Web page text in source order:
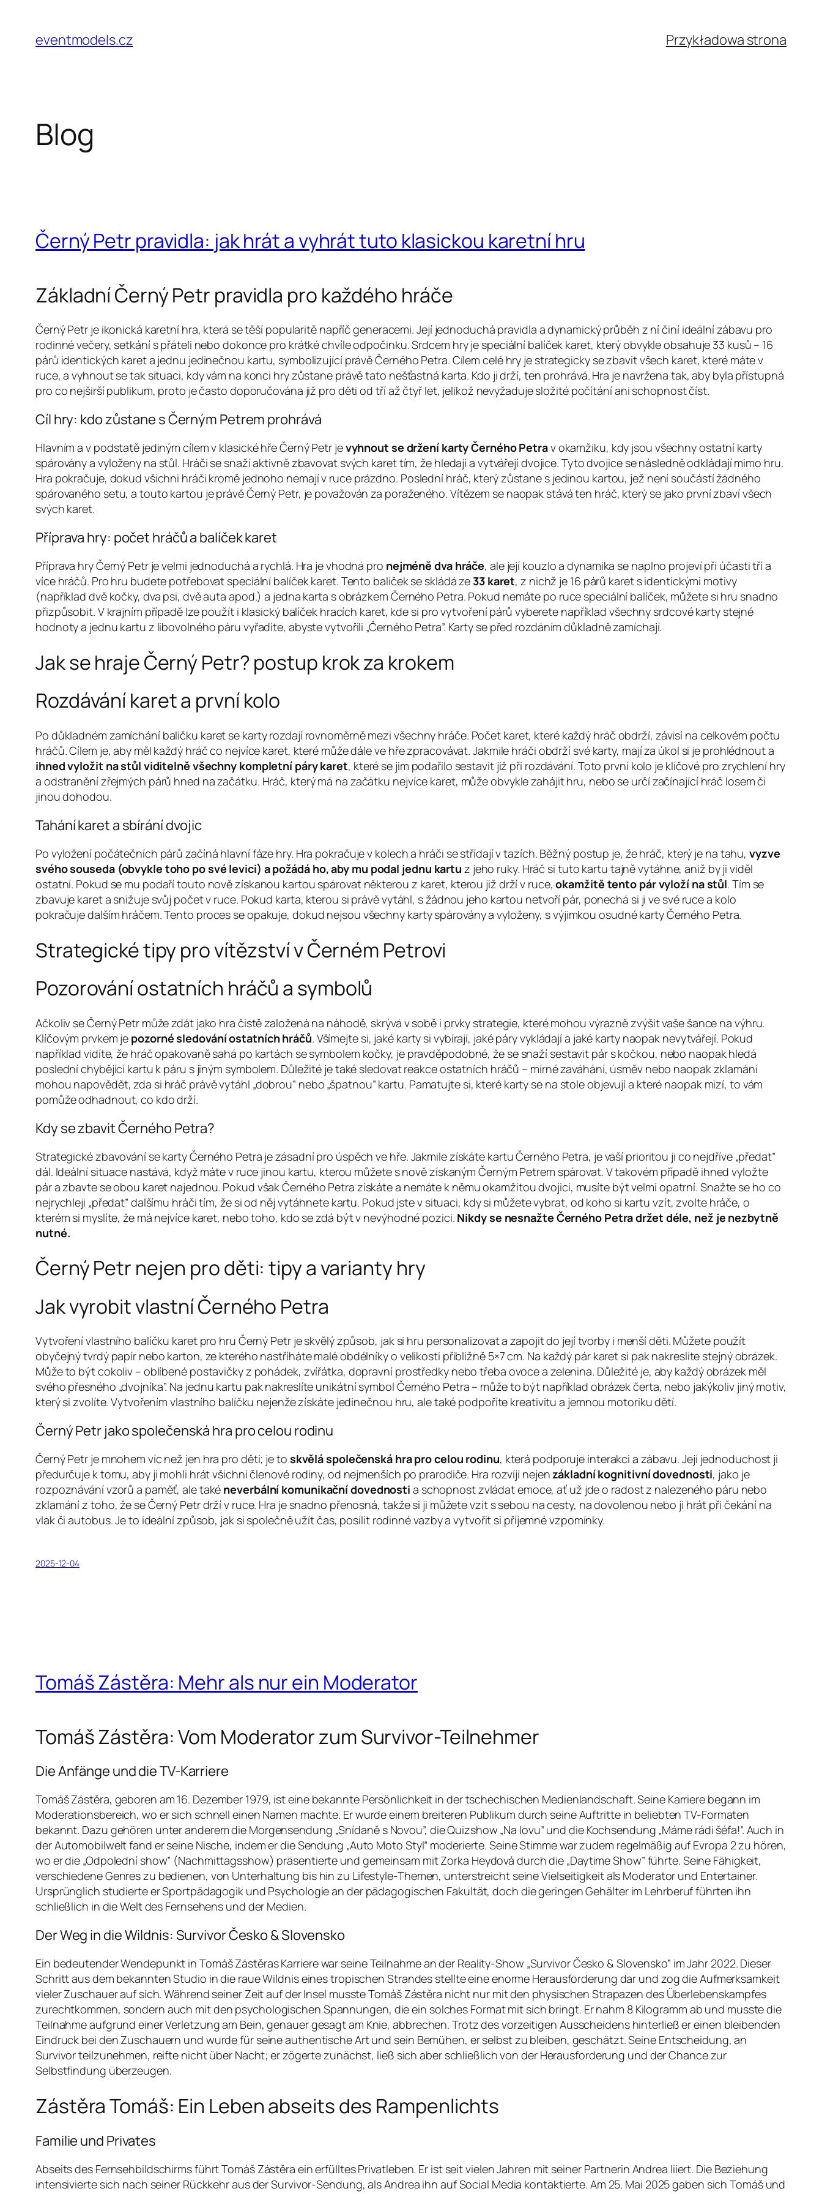
treści
eventmodels.cz Przykładowa strona
Blog
Černý Petr pravidla: jak hrát a vyhrát tuto klasickou karetní hru
Základní Černý Petr pravidla pro každého hráče
Černý Petr je ikonická karetní hra, která se těší popularitě napříč generacemi. Její jednoduchá pravidla a dynamický průběh z ní činí ideální zábavu pro
rodinné večery, setkání s přáteli nebo dokonce pro krátké chvíle odpočinku. Srdcem hry je speciální balíček karet, který obvykle obsahuje 33 kusů – 16
párů identických karet a jednu jedinečnou kartu, symbolizující právě Černého Petra. Cílem celé hry je strategicky se zbavit všech karet, které máte v
ruce, a vyhnout se tak situaci, kdy vám na konci hry zůstane právě tato nešťastná karta. Kdo ji drží, ten prohrává. Hra je navržena tak, aby byla přístupná
pro co nejširší publikum, proto je často doporučována již pro děti od tří až čtyř let, jelikož nevyžaduje složité počítání ani schopnost číst.
Cíl hry: kdo zůstane s Černým Petrem prohrává
Hlavním a v podstatě jediným cílem v klasické hře Černý Petr jevyhnout se držení karty Černého Petrav okamžiku, kdy jsou všechny ostatní karty
spárovány a vyloženy na stůl. Hráči se snaží aktivně zbavovat svých karet tím, že hledají a vytvářejí dvojice. Tyto dvojice se následně odkládají mimo hru.
Hra pokračuje, dokud všichni hráči kromě jednoho nemají v ruce prázdno. Poslední hráč, který zůstane s jedinou kartou, jež není součástí žádného
spárovaného setu, a touto kartou je právě Černý Petr, je považován za poraženého. Vítězem se naopak stává ten hráč, který se jako první zbaví všech
svých karet.
Příprava hry: počet hráčů a balíček karet
Příprava hry Černý Petr je velmi jednoduchá a rychlá. Hra je vhodná pro nejméně dva hráče, ale její kouzlo a dynamika se naplno projeví při účasti tří a
více hráčů. Pro hru budete potřebovat speciální balíček karet. Tento balíček se skládá ze33 karet, z nichž je 16 párů karet s identickými motivy
(například dvě kočky, dva psi, dvě auta apod.) a jedna karta s obrázkem Černého Petra. Pokud nemáte po ruce speciální balíček, můžete si hru snadno
přizpůsobit. V krajním případě lze použít i klasický balíček hracích karet, kde si pro vytvoření párů vyberete například všechny srdcové karty stejné
hodnoty a jednu kartu z libovolného páru vyřadíte, abyste vytvořili „Černého Petra”. Karty se před rozdáním důkladně zamíchají.
Jak se hraje Černý Petr? postup krok za krokem
Rozdávání karet a první kolo
Po důkladném zamíchání balíčku karet se karty rozdají rovnoměrně mezi všechny hráče. Počet karet, které každý hráč obdrží, závisí na celkovém počtu
hráčů. Cílem je, aby měl každý hráč co nejvíce karet, které může dále ve hře zpracovávat. Jakmile hráči obdrží své karty, mají za úkol si je prohlédnout a
ihned vyložit na stůl viditelně všechny kompletní páry karet, které se jim podařilo sestavit již při rozdávání. Toto první kolo je klíčové pro zrychlení hry
a odstranění zřejmých párů hned na začátku. Hráč, který má na začátku nejvíce karet, může obvykle zahájit hru, nebo se určí začínající hráč losem či
jinou dohodou.
Tahání karet a sbírání dvojic
Po vyložení počátečních párů začíná hlavní fáze hry. Hra pokračuje v kolech a hráči se střídají v tazích. Běžný postup je, že hráč, který je na tahu, vyzve
svého souseda (obvykle toho po své levici) a požádá ho, aby mu podal jednu kartu z jeho ruky. Hráč si tuto kartu tajně vytáhne, aniž by ji viděl
ostatní. Pokud se mu podaří touto nově získanou kartou spárovat některou z karet, kterou již drží v ruce,okamžitě tento pár vyloží na stůl. Tím se
zbavuje karet a snižuje svůj počet v ruce. Pokud karta, kterou si právě vytáhl, s žádnou jeho kartou netvoří pár, ponechá si ji ve své ruce a kolo
pokračuje dalším hráčem. Tento proces se opakuje, dokud nejsou všechny karty spárovány a vyloženy, s výjimkou osudné karty Černého Petra.
Strategické tipy pro vítězství v Černém Petrovi
Pozorování ostatních hráčů a symbolů
Ačkoliv se Černý Petr může zdát jako hra čistě založená na náhodě, skrývá v sobě i prvky strategie, které mohou výrazně zvýšit vaše šance na výhru.
Klíčovým prvkem je pozorné sledování ostatních hráčů. Všímejte si, jaké karty si vybírají, jaké páry vykládají a jaké karty naopak nevytvářejí. Pokud
například vidíte, že hráč opakovaně sahá po kartách se symbolem kočky, je pravděpodobné, že se snaží sestavit pár s kočkou, nebo naopak hledá
poslední chybějící kartu k páru s jiným symbolem. Důležité je také sledovat reakce ostatních hráčů – mírné zaváhání, úsměv nebo naopak zklamání
mohou napovědět, zda si hráč právě vytáhl „dobrou” nebo „špatnou” kartu. Pamatujte si, které karty se na stole objevují a které naopak mizí, to vám
pomůže odhadnout, co kdo drží.
Kdy se zbavit Černého Petra?
Strategické zbavování se karty Černého Petra je zásadní pro úspěch ve hře. Jakmile získáte kartu Černého Petra, je vaší prioritou ji co nejdříve „předat”
dál. Ideální situace nastává, když máte v ruce jinou kartu, kterou můžete s nově získaným Černým Petrem spárovat. V takovém případě ihned vyložte
pár a zbavte se obou karet najednou. Pokud však Černého Petra získáte a nemáte k němu okamžitou dvojici, musíte být velmi opatrní. Snažte se ho co
nejrychleji „předat” dalšímu hráči tím, že si od něj vytáhnete kartu. Pokud jste v situaci, kdy si můžete vybrat, od koho si kartu vzít, zvolte hráče, o
kterém si myslíte, že má nejvíce karet, nebo toho, kdo se zdá být v nevýhodné pozici. Nikdy se nesnažte Černého Petra držet déle, než je nezbytně
nutné.
Černý Petr nejen pro děti: tipy a varianty hry
Jak vyrobit vlastní Černého Petra
Vytvoření vlastního balíčku karet pro hru Černý Petr je skvělý způsob, jak si hru personalizovat a zapojit do její tvorby i menší děti. Můžete použít
obyčejný tvrdý papír nebo karton, ze kterého nastříháte malé obdélníky o velikosti přibližně 5×7 cm. Na každý pár karet si pak nakreslíte stejný obrázek.
Může to být cokoliv – oblíbené postavičky z pohádek, zvířátka, dopravní prostředky nebo třeba ovoce a zelenina. Důležité je, aby každý obrázek měl
svého přesného „dvojníka”. Na jednu kartu pak nakreslíte unikátní symbol Černého Petra – může to být například obrázek čerta, nebo jakýkoliv jiný motiv,
který si zvolíte. Vytvořením vlastního balíčku nejenže získáte jedinečnou hru, ale také podpoříte kreativitu a jemnou motoriku dětí.
Černý Petr jako společenská hra pro celou rodinu
Černý Petr je mnohem víc než jen hra pro děti; je to skvělá společenská hra pro celou rodinu, která podporuje interakci a zábavu. Její jednoduchost ji
předurčuje k tomu, aby ji mohli hrát všichni členové rodiny, od nejmenších po prarodiče. Hra rozvíjí nejenzákladní kognitivní dovednosti, jako je
rozpoznávání vzorů a paměť, ale také neverbální komunikační dovednosti a schopnost zvládat emoce, ať už jde o radost z nalezeného páru nebo
zklamání z toho, že se Černý Petr drží v ruce. Hra je snadno přenosná, takže si ji můžete vzít s sebou na cesty, na dovolenou nebo ji hrát při čekání na
vlak či autobus. Je to ideální způsob, jak si společně užít čas, posílit rodinné vazby a vytvořit si příjemné vzpomínky.
2025-12-04
Tomáš Zástěra: Mehr als nur ein Moderator
Tomáš Zástěra: Vom Moderator zum Survivor-Teilnehmer
Die Anfänge und die TV-Karriere
Tomáš Zástěra, geboren am 16. Dezember 1979, ist eine bekannte Persönlichkeit in der tschechischen Medienlandschaft. Seine Karriere begann im
Moderationsbereich, wo er sich schnell einen Namen machte. Er wurde einem breiteren Publikum durch seine Auftritte in beliebten TV-Formaten
bekannt. Dazu gehören unter anderem die Morgensendung „Snídaně s Novou”, die Quizshow „Na lovu” und die Kochsendung „Máme rádi šéfa!”. Auch in
der Automobilwelt fand er seine Nische, indem er die Sendung „Auto Moto Styl” moderierte. Seine Stimme war zudem regelmäßig auf Evropa 2 zu hören,
wo er die „Odpolední show” (Nachmittagsshow) präsentierte und gemeinsam mit Zorka Heydová durch die „Daytime Show” führte. Seine Fähigkeit,
verschiedene Genres zu bedienen, von Unterhaltung bis hin zu Lifestyle-Themen, unterstreicht seine Vielseitigkeit als Moderator und Entertainer.
Ursprünglich studierte er Sportpädagogik und Psychologie an der pädagogischen Fakultät, doch die geringen Gehälter im Lehrberuf führten ihn
schließlich in die Welt des Fernsehens und der Medien.
Der Weg in die Wildnis: Survivor Česko & Slovensko
Ein bedeutender Wendepunkt in Tomáš Zástěras Karriere war seine Teilnahme an der Reality-Show „Survivor Česko & Slovensko” im Jahr 2022. Dieser
Schritt aus dem bekannten Studio in die raue Wildnis eines tropischen Strandes stellte eine enorme Herausforderung dar und zog die Aufmerksamkeit
vieler Zuschauer auf sich. Während seiner Zeit auf der Insel musste Tomáš Zástěra nicht nur mit den physischen Strapazen des Überlebenskampfes
zurechtkommen, sondern auch mit den psychologischen Spannungen, die ein solches Format mit sich bringt. Er nahm 8 Kilogramm ab und musste die
Teilnahme aufgrund einer Verletzung am Bein, genauer gesagt am Knie, abbrechen. Trotz des vorzeitigen Ausscheidens hinterließ er einen bleibenden
Eindruck bei den Zuschauern und wurde für seine authentische Art und sein Bemühen, er selbst zu bleiben, geschätzt. Seine Entscheidung, an
Survivor teilzunehmen, reifte nicht über Nacht; er zögerte zunächst, ließ sich aber schließlich von der Herausforderung und der Chance zur
Selbstfindung überzeugen.
Zástěra Tomáš: Ein Leben abseits des Rampenlichts
Familie und Privates
Abseits des Fernsehbildschirms führt Tomáš Zástěra ein erfülltes Privatleben. Er ist seit vielen Jahren mit seiner Partnerin Andrea liiert. Die Beziehung
intensivierte sich nach seiner Rückkehr aus der Survivor-Sendung, als Andrea ihn auf Social Media kontaktierte. Am 25. Mai 2025 gaben sich Tomáš und